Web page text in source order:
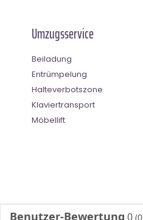
Umzugsservice
Beiladung
Entrümpelung
Halteverbotszone
Klaviertransport
Möbellift
Benutzer-Bewertung 0 (0